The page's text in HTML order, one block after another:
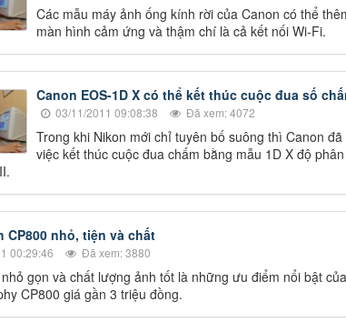
Các mẫu máy ảnh ống kính rời của Canon có thể
màn hình cảm ứng và thậm chí là cả kết nối Wi-Fi.
Canon EOS-1D X có thể kết thúc cuộc đua số
03/11/2011 09:08:38 Đã xem: 4072
Trong khi Nikon mới chỉ tuyên bố suông thì Canon
việc kết thúc cuộc đua chấm bằng mẫu 1D X độ
CP800 nhỏ, tiện và chất
00:29:46 Đã xem: 3880
gọn và chất lượng ảnh tốt là những ưu điểm nổi bật
CP800 giá gần 3 triệu đồng.